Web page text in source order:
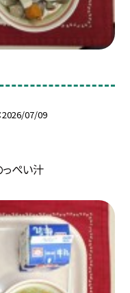
2026/07/09
ぺい汁